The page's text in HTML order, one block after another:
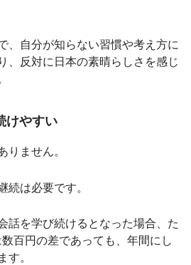
、自分が知らない習慣や考え方に
、反対に日本の素晴らしさを感じ
けやすい
りません。
続は必要です。
話を学び続けるとなった場合、た
百円の差であっても、年間にし
。